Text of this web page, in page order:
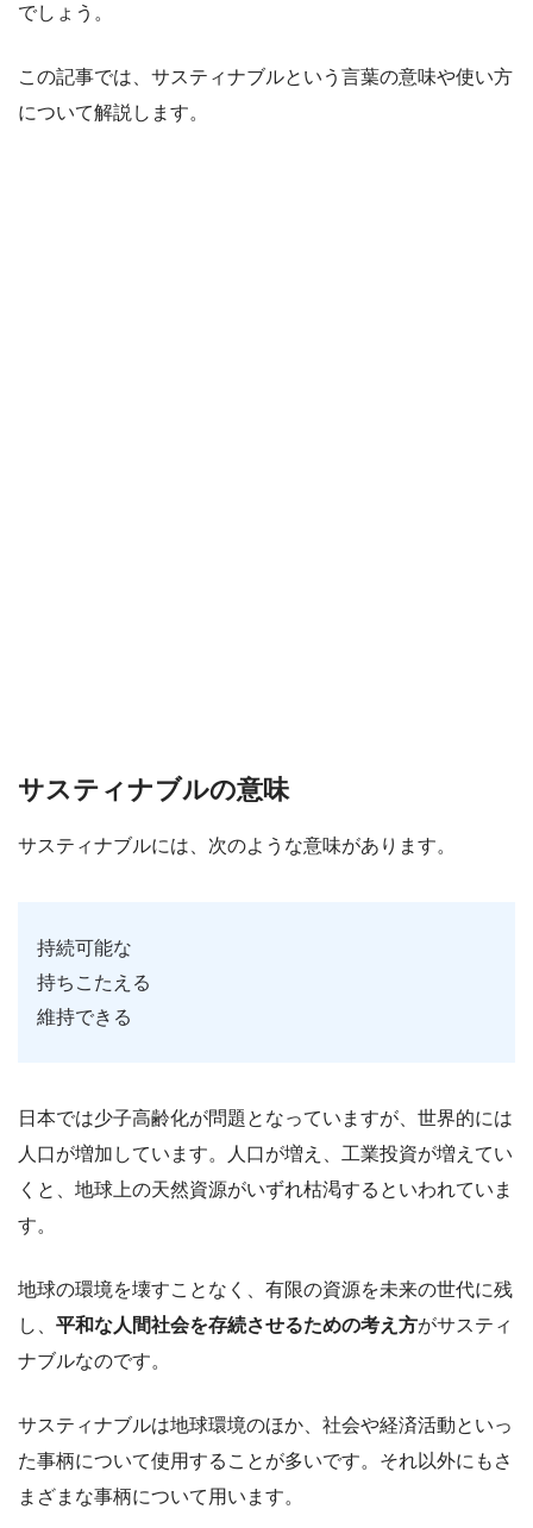
でしょう。
この記事では、サスティナブルという言葉の意味や使い方
について解説します。
サスティナブルの意味
サスティナブルには、次のような意味があります。
持続可能な
持ちこたえる
維持できる
日本では少子高齢化が問題となっていますが、世界的には
人口が増加しています。人口が増え、工業投資が増えてい
くと、地球上の天然資源がいずれ枯渇するといわれていま
す。
地球の環境を壊すことなく、有限の資源を未来の世代に残
し、 平和な人間社会を存続させるための考え方がサスティ
ナブルなのです。
サスティナブルは地球環境のほか、社会や経済活動といっ
た事柄について使用することが多いです。それ以外にもさ
まざまな事柄について用います。